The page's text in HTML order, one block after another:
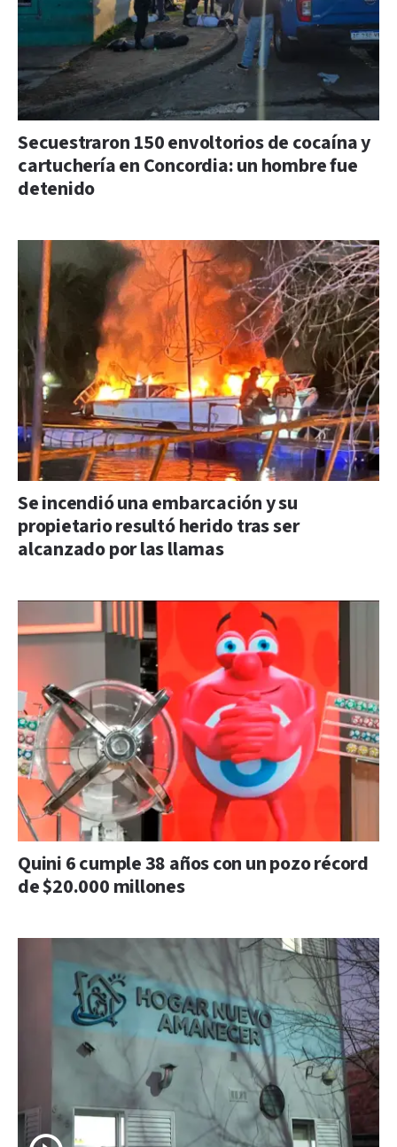
Secuestraron 150 envoltorios de cocaína y
cartuchería en Concordia: un hombre fue
detenido
Se incendió una embarcación y su
propietario resultó herido tras ser
alcanzado por las llamas
Quini 6 cumple 38 años con un pozo récord
de $20.000 millones